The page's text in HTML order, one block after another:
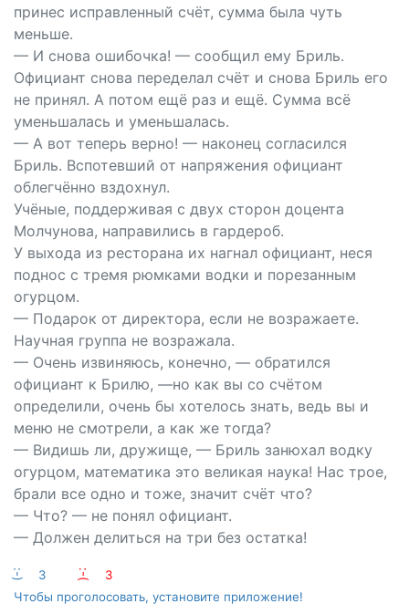
принес исправленный счёт, сумма была чуть
меньше.
— И снова ошибочка! — сообщил ему Бриль.
Официант снова переделал счёт и снова Бриль его
не принял. А потом ещё раз и ещё. Сумма всё
уменьшалась и уменьшалась.
— А вот теперь верно! — наконец согласился
Бриль. Вспотевший от напряжения официант
облегчённо вздохнул.
Учёные, поддерживая с двух сторон доцента
Молчунова, направились в гардероб.
У выхода из ресторана их нагнал официант, неся
поднос с тремя рюмками водки и порезанным
огурцом.
— Подарок от директора, если не возражаете.
Научная группа не возражала.
— Очень извиняюсь, конечно, — обратился
официант к Брилю, —но как вы со счётом
определили, очень бы хотелось знать, ведь вы и
меню не смотрели, а как же тогда?
— Видишь ли, дружище, — Бриль занюхал водку
огурцом, математика это великая наука! Нас трое,
брали все одно и тоже, значит счёт что?
— Что? — не понял официант.
— Должен делиться на три без остатка!
:-) 3 :-(
3
Чтобы проголосовать, установите приложение!